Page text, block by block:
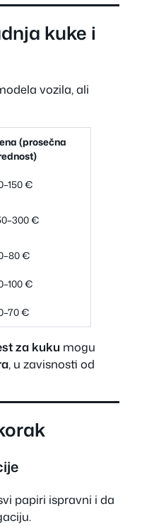
kuke i
vozila, ali
(prosečna
€
€
€
€
€
za kuku mogu
, u zavisnosti od
papiri ispravni i da